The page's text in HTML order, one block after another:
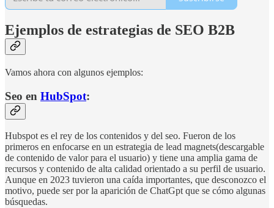
Ejemplos de estrategias de SEO B2B
Vamos ahora con algunos ejemplos:
Seo en HubSpot:
Hubspot es el rey de los contenidos y del seo. Fueron de los
primeros en enfocarse en un estrategia de lead magnets(descargable
de contenido de valor para el usuario) y tiene una amplia gama de
recursos y contenido de alta calidad orientado a su perfil de usuario.
Aunque en 2023 tuvieron una caída importantes, que desconozco el
motivo, puede ser por la aparición de ChatGpt que se cómo algunas
búsquedas.